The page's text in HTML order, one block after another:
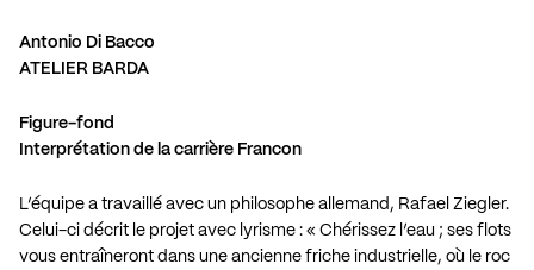
Antonio Di Bacco
ATELIER BARDA
Figure-fond
Interprétation de la carrière Francon
L’équipe a travaillé avec un philosophe allemand, Rafael Ziegler.
Celui-ci décrit le projet avec lyrisme : « Chérissez l’eau ; ses flots
vous entraîneront dans une ancienne friche industrielle, où le roc